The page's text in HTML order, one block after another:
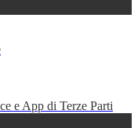
e App di Terze Parti